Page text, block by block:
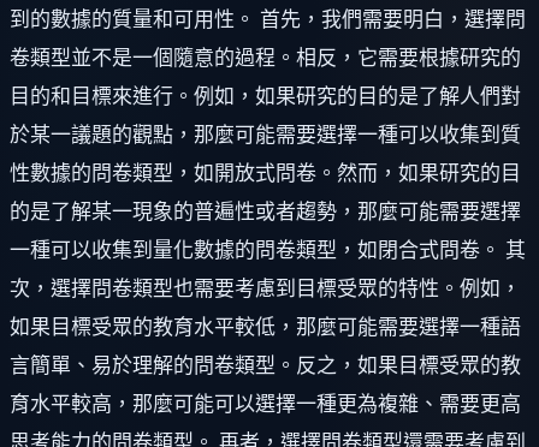
到的數據的質量和可用性。 首先，我們需要明白，選擇問
卷類型並不是一個隨意的過程。相反，它需要根據研究的
目的和目標來進行。例如，如果研究的目的是了解人們對
於某一議題的觀點，那麼可能需要選擇一種可以收集到質
性數據的問卷類型，如開放式問卷。然而，如果研究的目
的是了解某一現象的普遍性或者趨勢，那麼可能需要選擇
一種可以收集到量化數據的問卷類型，如閉合式問卷。 其
次，選擇問卷類型也需要考慮到目標受眾的特性。例如，
如果目標受眾的教育水平較低，那麼可能需要選擇一種語
言簡單、易於理解的問卷類型。反之，如果目標受眾的教
育水平較高，那麼可能可以選擇一種更為複雜、需要更高